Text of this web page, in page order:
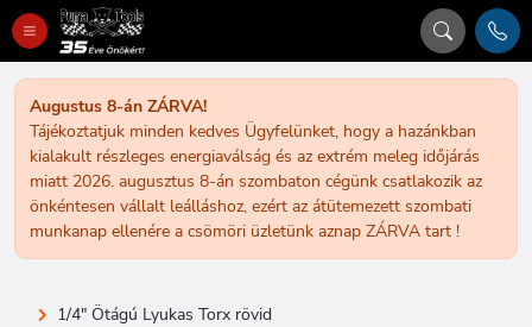
Augustus 8-án ZÁRVA!
Tájékoztatjuk minden kedves Ügyfelünket, hogy a hazánkban
kialakult részleges energiaválság és az extrém meleg időjárás
miatt 2026. augusztus 8-án szombaton cégünk csatlakozik az
önkéntesen vállalt leálláshoz, ezért az átütemezett szombati
munkanap ellenére a csömöri üzletünk aznap ZÁRVA tart !
1/4" Ötágú Lyukas Torx rövid